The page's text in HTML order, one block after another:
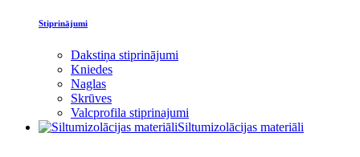
Stiprinājumi
Dakstiņa stiprinājumi
Kniedes
Naglas
Skrūves
Valcprofila stiprinajumi
Siltumizolācijas materiāli